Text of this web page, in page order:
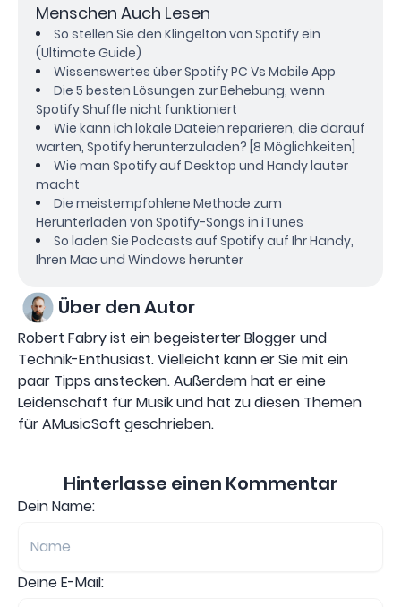
Menschen Auch Lesen
So stellen Sie den Klingelton von Spotify ein
(Ultimate Guide)
Wissenswertes über Spotify PC Vs Mobile App
Die 5 besten Lösungen zur Behebung, wenn
Spotify Shuffle nicht funktioniert
Wie kann ich lokale Dateien reparieren, die darauf
warten, Spotify herunterzuladen? [8 Möglichkeiten]
Wie man Spotify auf Desktop und Handy lauter
macht
Die meistempfohlene Methode zum
Herunterladen von Spotify-Songs in iTunes
So laden Sie Podcasts auf Spotify auf Ihr Handy,
Ihren Mac und Windows herunter
Über den Autor
Robert Fabry ist ein begeisterter Blogger und
Technik-Enthusiast. Vielleicht kann er Sie mit ein
paar Tipps anstecken. Außerdem hat er eine
Leidenschaft für Musik und hat zu diesen Themen
für AMusicSoft geschrieben.
Hinterlasse einen Kommentar
Dein Name:
Deine E-Mail: